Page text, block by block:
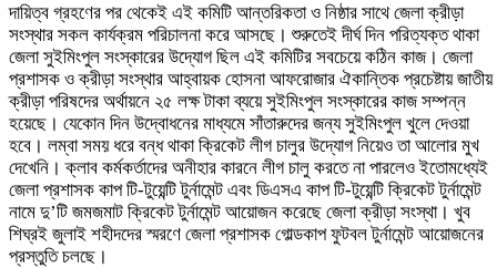
দায়িত্ব গ্রহণের পর থেকেই এই কমিটি আন্তরিকতা ও নিষ্ঠার সাথে জেলা ক্রীড়া
সংস্থার সকল কার্যক্রম পরিচালনা করে আসছে। শুরুতেই দীর্ঘ দিন পরিত্যক্ত থাকা
জেলা সুইমিংপুল সংস্কারের উদ্যোগ ছিল এই কমিটির সবচেয়ে কঠিন কাজ। জেলা
প্রশাসক ও ক্রীড়া সংস্থার আহ্বায়ক হোসনা আফরোজার ঐকান্তিক প্রচেষ্টায় জাতীয়
ক্রীড়া পরিষদের অর্থায়নে ২৫ লক্ষ টাকা ব্যয়ে সুইমিংপুল সংস্কারের কাজ সম্পন্ন
হয়েছে। যেকোন দিন উদ্বোধনের মাধ্যমে সাঁতারুদের জন্য সুইমিংপুল খুলে দেওয়া
হবে। লম্বা সময় ধরে বন্ধ থাকা ক্রিকেট লীগ চালুর উদ্যোগ নিয়েও তা আলোর মুখ
দেখেনি। ক্লাব কর্মকর্তাদের অনীহার কারনে লীগ চালু করতে না পারলেও ইতোমধ্যেই
জেলা প্রশাসক কাপ টি-টুয়েন্টি টুর্নামেন্ট এবং ডিএসএ কাপ টি-টুয়েন্টি ক্রিকেট টুর্নামেন্ট
নামে দু’টি জমজমাট ক্রিকেট টুর্নামেন্ট আয়োজন করেছে জেলা ক্রীড়া সংস্থা। খুব
শিঘ্রই জুলাই শহীদদের স্মরণে জেলা প্রশাসক গোল্ডকাপ ফুটবল টুর্নামেন্ট আয়োজনের
প্রস্তুতি চলছে।